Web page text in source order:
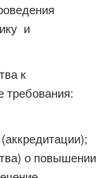
и
к
о повышении